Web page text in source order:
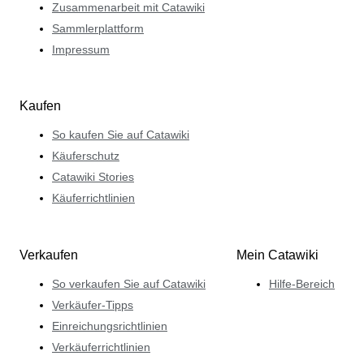
Zusammenarbeit mit Catawiki
Sammlerplattform
Impressum
Kaufen
So kaufen Sie auf Catawiki
Käuferschutz
Catawiki Stories
Käuferrichtlinien
Verkaufen
So verkaufen Sie auf Catawiki
Verkäufer-Tipps
Einreichungsrichtlinien
Verkäuferrichtlinien
Mein Catawiki
Hilfe-Bereich